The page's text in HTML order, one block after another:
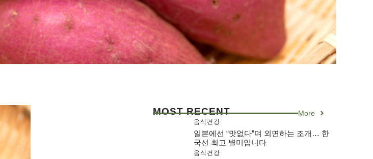
MOST RECENT More
음식건강
일본에선 “맛없다”며 외면하는 조개… 한
국선 최고 별미입니다
음식건강